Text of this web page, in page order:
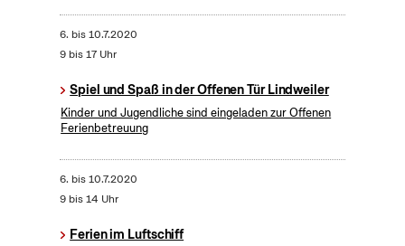
6. bis10.7.2020
9 bis 17 Uhr
Spiel und Spaß in der Offenen Tür Lindweiler
Kinder und Jugendliche sind eingeladen zur Offenen
Ferienbetreuung
6. bis10.7.2020
9 bis 14 Uhr
Ferien im Luftschiff